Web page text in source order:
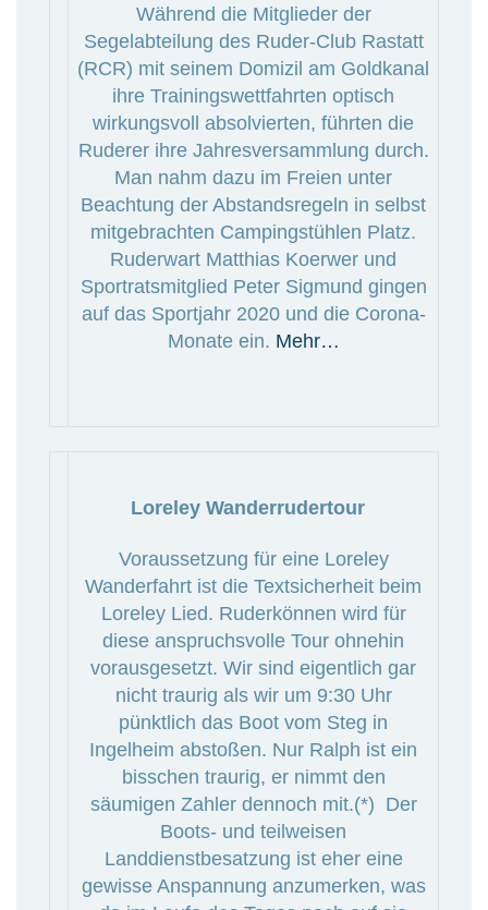
Während die Mitglieder der
Segelabteilung des Ruder-Club Rastatt
(RCR) mit seinem Domizil am Goldkanal
ihre Trainingswettfahrten optisch
wirkungsvoll absolvierten, führten die
Ruderer ihre Jahresversammlung durch.
Man nahm dazu im Freien unter
Beachtung der Abstandsregeln in selbst
mitgebrachten Campingstühlen Platz.
Ruderwart Matthias Koerwer und
Sportratsmitglied Peter Sigmund gingen
auf das Sportjahr 2020 und die Corona-
Monate ein. Mehr…
Loreley Wanderrudertour
Voraussetzung für eine Loreley
Wanderfahrt ist die Textsicherheit beim
Loreley Lied. Ruderkönnen wird für
diese anspruchsvolle Tour ohnehin
vorausgesetzt. Wir sind eigentlich gar
nicht traurig als wir um 9:30 Uhr
pünktlich das Boot vom Steg in
Ingelheim abstoßen. Nur Ralph ist ein
bisschen traurig, er nimmt den
säumigen Zahler dennoch mit.(*) Der
Boots- und teilweisen
Landdienstbesatzung ist eher eine
gewisse Anspannung anzumerken, was